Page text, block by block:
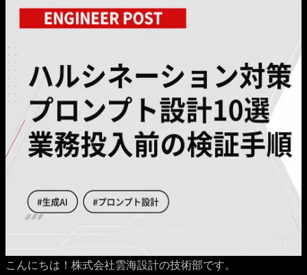
こんにちは！株式会社雲海設計の技術部です。